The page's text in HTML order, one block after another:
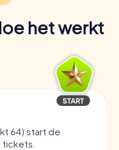
het werkt
64) start de